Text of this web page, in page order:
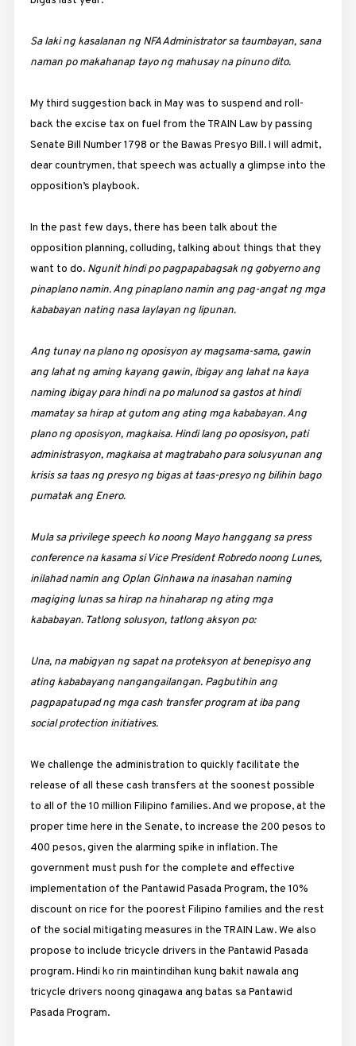
Sa laki ng kasalanan ng NFA Administrator sa taumbayan, sana
naman po makahanap tayo ng mahusay na pinuno dito.
My third suggestion back in May was to suspend and roll-
back the excise tax on fuel from the TRAIN Law by passing
Senate Bill Number 1798 or the Bawas Presyo Bill. I will admit,
dear countrymen, that speech was actually a glimpse into the
opposition’s playbook.
In the past few days, there has been talk about the
opposition planning, colluding, talking about things that they
want to do. Ngunit hindi po pagpapabagsak ng gobyerno ang
pinaplano namin. Ang pinaplano namin ang pag-angat ng mga
kababayan nating nasa laylayan ng lipunan.
Ang tunay na plano ng oposisyon ay magsama-sama, gawin
ang lahat ng aming kayang gawin, ibigay ang lahat na kaya
naming ibigay para hindi na po malunod sa gastos at hindi
mamatay sa hirap at gutom ang ating mga kababayan. Ang
plano ng oposisyon, magkaisa. Hindi lang po oposisyon, pati
administrasyon, magkaisa at magtrabaho para solusyunan ang
krisis sa taas ng presyo ng bigas at taas-presyo ng bilihin bago
pumatak ang Enero.
Mula sa privilege speech ko noong Mayo hanggang sa press
conference na kasama si Vice President Robredo noong Lunes,
inilahad namin ang Oplan Ginhawa na inasahan naming
magiging lunas sa hirap na hinaharap ng ating mga
kababayan. Tatlong solusyon, tatlong aksyon po:
Una, na mabigyan ng sapat na proteksyon at benepisyo ang
ating kababayang nangangailangan. Pagbutihin ang
pagpapatupad ng mga cash transfer program at iba pang
social protection initiatives.
We challenge the administration to quickly facilitate the
release of all these cash transfers at the soonest possible
to all of the 10 million Filipino families. And we propose, at the
proper time here in the Senate, to increase the 200 pesos to
400 pesos, given the alarming spike in inflation. The
government must push for the complete and effective
implementation of the Pantawid Pasada Program, the 10%
discount on rice for the poorest Filipino families and the rest
of the social mitigating measures in the TRAIN Law. We also
propose to include tricycle drivers in the Pantawid Pasada
program. Hindi ko rin maintindihan kung bakit nawala ang
tricycle drivers noong ginagawa ang batas sa Pantawid
Pasada Program.